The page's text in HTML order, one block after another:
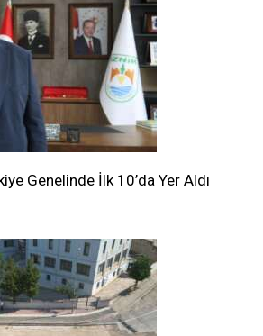
Genelinde İlk 10’da Yer Aldı